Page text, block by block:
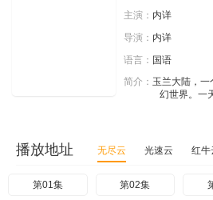
主演： 内详
导演： 内详
语言： 国语
简介： 玉兰大陆，
幻世界。一
播放地址 无尽云 光速云 红牛
第01集 第02集